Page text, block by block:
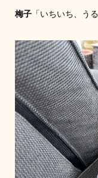
梅子「いちいち、う